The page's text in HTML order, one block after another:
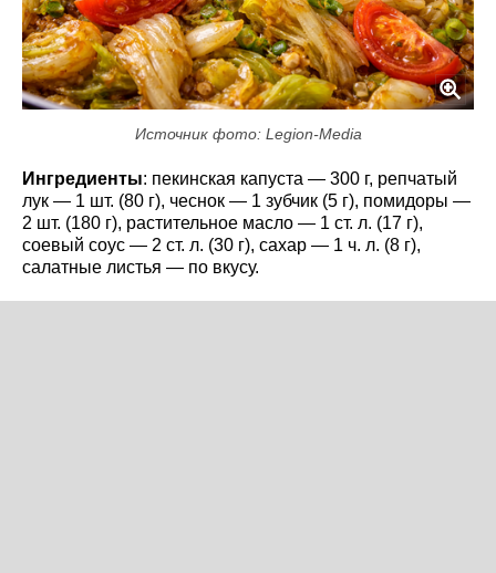
Источник фото: Legion-Media
Ингредиенты: пекинская капуста — 300 г, репчатый
лук — 1 шт. (80 г), чеснок — 1 зубчик (5 г), помидоры —
2 шт. (180 г), растительное масло — 1 ст. л. (17 г),
соевый соус — 2 ст. л. (30 г), сахар — 1 ч. л. (8 г),
салатные листья — по вкусу.